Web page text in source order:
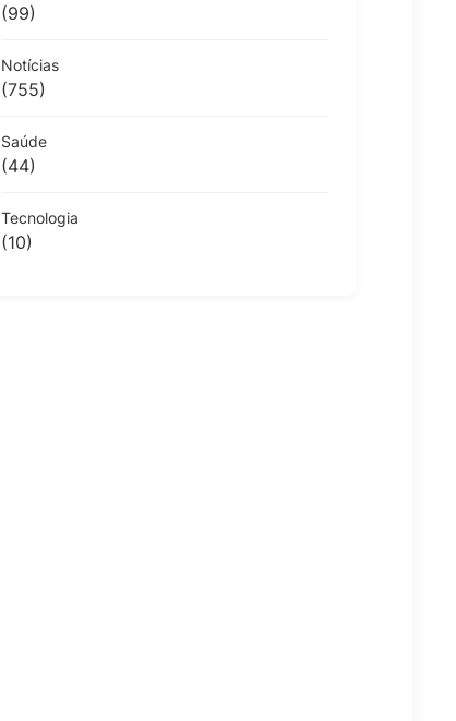
(99)
Notícias
(755)
Saúde
(44)
Tecnologia
(10)